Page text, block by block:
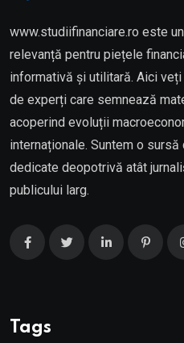
www.studiifinanciare.ro este
relevanță pentru piețele
informativă și utilitară. Aici
de experți care semnează
acoperind evoluții
internaționale. Suntem o
dedicate deopotrivă atât
publicului larg.
Tags